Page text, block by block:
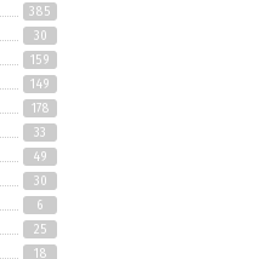
385
30
159
149
178
33
49
30
6
25
18